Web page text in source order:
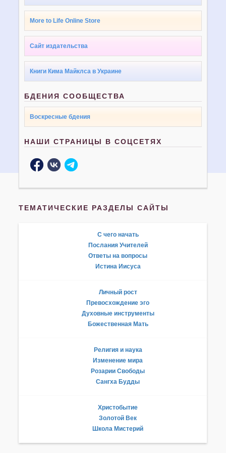
More to Life Online Store
Сайт издательства
Книги Кима Майклса в Украине
БДЕНИЯ СООБЩЕСТВА
Воскресные бдения
НАШИ СТРАНИЦЫ В СОЦСЕТЯХ
ТЕМАТИЧЕСКИЕ РАЗДЕЛЫ САЙТЫ
С чего начать
Послания Учителей
Ответы на вопросы
Истина Иисуса
Личный рост
Превосхождение эго
Духовные инструменты
Божественная Мать
Религия и наука
Изменение мира
Розарии Свободы
Сангха Будды
Христобытие
Золотой Век
Школа Мистерий